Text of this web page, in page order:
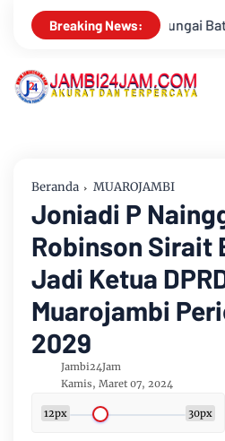
Breaking News:
Menyusut, Jambi Hadapi
Beranda MUAROJAMBI
Joniadi P
Robinson Sirait
Jadi Ketua
Muarojambi
2029
Jambi24Jam
Kamis, Maret 07, 2024
12px 30px